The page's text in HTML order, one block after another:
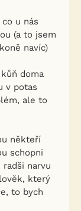
u nás
(a to jsem
navíc)
doma
v potas
ale to
někteří
schopni
narvu
který
to bych